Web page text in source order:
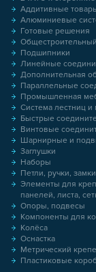
Аддитивные
Алюминиевые
Готовые решения
Подшипники
Линейные
Дополнительная
Параллельные
Промышленная
Система лестниц
Быстрые
Винтовые
Шарнирные и
Заглушки
Наборы
Петли, ручки,
Элементы для
панелей, листа,
Опоры, подвесы
Компоненты для
Колёса
Оснастка
Метрический
Пластиковые